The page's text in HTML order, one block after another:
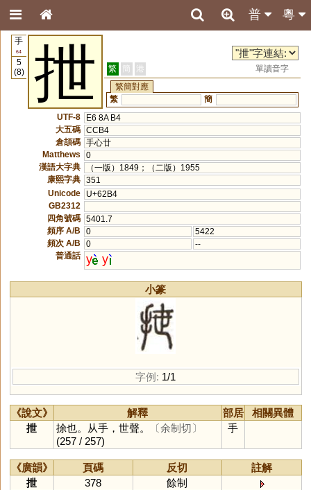
粵
普
手
64
5
(8)
抴 繁 簡 港
單讀音字
繁簡對應
繁
簡
UTF-8
E6 8A B4
大五碼 CCB4
倉頡碼 手心廿
Matthews
0
漢語大字典
（一版）1849；（二版）1955
康熙字典 351
Unicode
U+62B4
GB2312
四角號碼 5401.7
頻序 A/B
0
5422
頻次 A/B
0
--
普通話 y y
小篆
字例: 1/1
《說文》 解釋 部居
相關異體
抴
捈也。从手，世聲。
〔余制切〕
(257 / 257)
手
《廣韻》 頁碼 反切
註解
抴
378
餘制